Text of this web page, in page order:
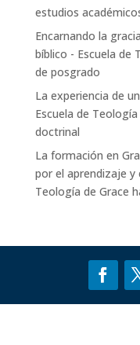
estudios
Encarnando la
bíblico - Escuela de
de posgrado
La experiencia de
Escuela de Teología
doctrinal
La formación en
por el aprendizaje y
Teología de Grace